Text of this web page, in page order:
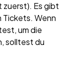
zuerst). Es gibt
Wenn
um die
solltest du